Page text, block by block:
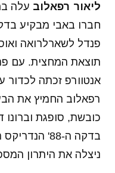
ליאור רפאלוב עלה
תוצאת המחצית. עם
בדקה ה-88'
ניצלה את היתרון